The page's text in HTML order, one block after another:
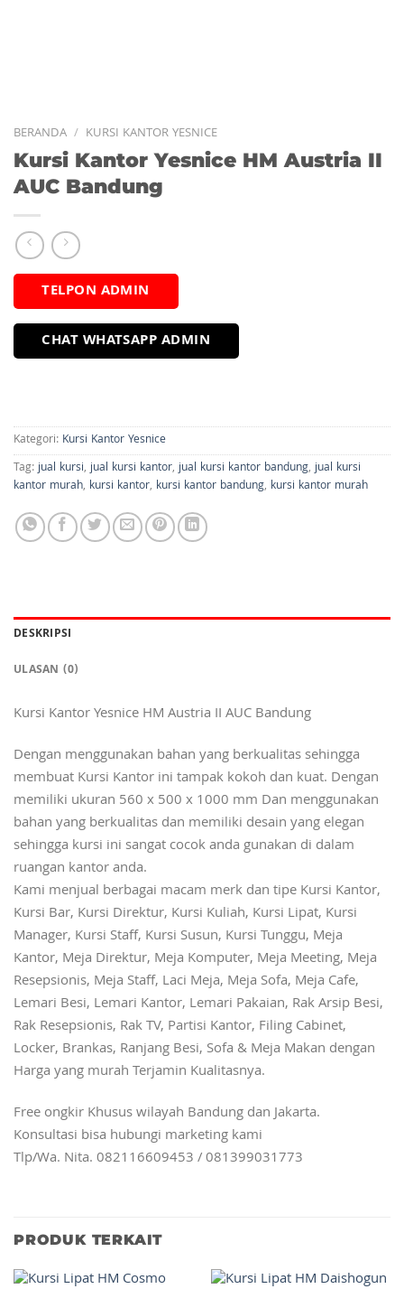
BERANDA / KURSI KANTOR YESNICE
Kursi Kantor Yesnice HM Austria II
AUC Bandung
TELPON ADMIN
CHAT WHATSAPP ADMIN
Kategori: Kursi Kantor Yesnice
Tag:jual kursi,jual kursi kantor,jual kursi kantor bandung,jual kursi
kantor murah, kursi kantor, kursi kantor bandung, kursi kantor murah
DESKRIPSI
ULASAN (0)
Kursi Kantor Yesnice HM Austria II AUC Bandung
Dengan menggunakan bahan yang berkualitas sehingga
membuat Kursi Kantor ini tampak kokoh dan kuat. Dengan
memiliki ukuran 560 x 500 x 1000 mm Dan menggunakan
bahan yang berkualitas dan memiliki desain yang elegan
sehingga kursi ini sangat cocok anda gunakan di dalam
ruangan kantor anda.
Kami menjual berbagai macam merk dan tipe Kursi Kantor,
Kursi Bar, Kursi Direktur, Kursi Kuliah, Kursi Lipat, Kursi
Manager, Kursi Staff, Kursi Susun, Kursi Tunggu, Meja
Kantor, Meja Direktur, Meja Komputer, Meja Meeting, Meja
Resepsionis, Meja Staff, Laci Meja, Meja Sofa, Meja Cafe,
Lemari Besi, Lemari Kantor, Lemari Pakaian, Rak Arsip Besi,
Rak Resepsionis, Rak TV, Partisi Kantor, Filing Cabinet,
Locker, Brankas, Ranjang Besi, Sofa & Meja Makan dengan
Harga yang murah Terjamin Kualitasnya.
Free ongkir Khusus wilayah Bandung dan Jakarta.
Konsultasi bisa hubungi marketing kami
Tlp/Wa. Nita. 082116609453 / 081399031773
PRODUK TERKAIT